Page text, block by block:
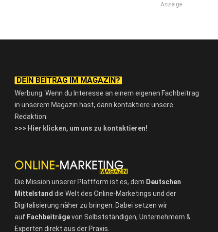
Anzeige
DEIN BEITRAG IM MAGAZIN?
Werbung: Wenn du Interesse an einem eigenen Fachbeitrag
in unserem Magazin hast, dann kontaktiere unsere
Redaktion:
>>> Hier klicken, um uns zu kontaktieren!
Die Mission unserer Plattform ist es, dem Deutschen
Mittelstand die Welt des Online-Marketings und der
Digitalisierung näher zu bringen. Dabei setzen wir
auf Fachbeiträgevon Selbstständigen, Unternehmern &
Experten direkt aus der Praxis.